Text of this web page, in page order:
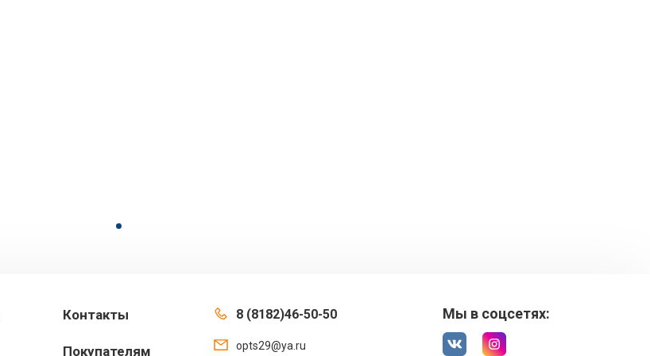
Контакты
Покупателям
8 (8182)46-50-50
opts29@ya.ru
Мы в соцсетях: